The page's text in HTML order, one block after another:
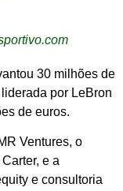
30 milhões de
por LeBron
de euros.
Ventures, o
e a
e consultoria